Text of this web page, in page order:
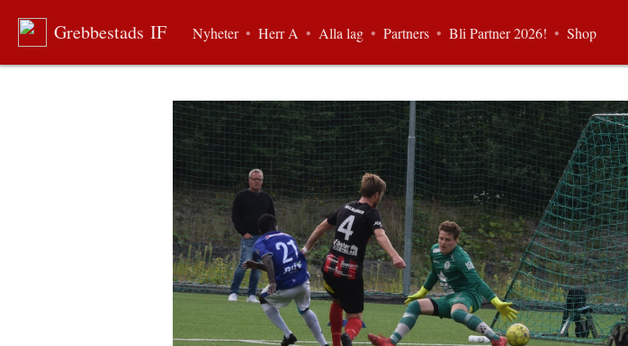
Grebbestads IF Nyheter • Herr A • Alla lag • Partners • Bli Partner 2026! • Shop